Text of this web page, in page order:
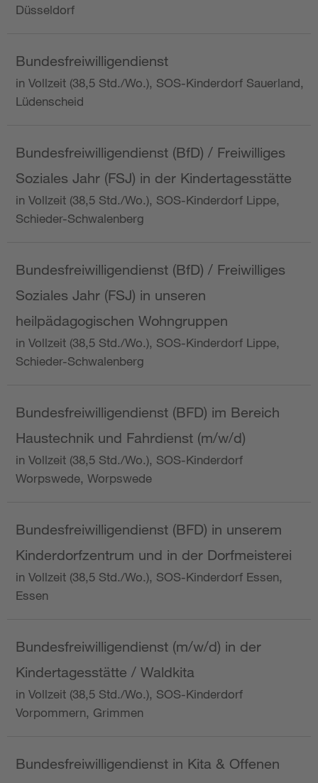
Düsseldorf
Bundesfreiwilligendienst
in Vollzeit (38,5 Std./Wo.), SOS-Kinderdorf Sauerland,
Lüdenscheid
Bundesfreiwilligendienst (BfD) / Freiwilliges
Soziales Jahr (FSJ) in der Kindertagesstätte
in Vollzeit (38,5 Std./Wo.), SOS-Kinderdorf Lippe,
Schieder-Schwalenberg
Bundesfreiwilligendienst (BfD) / Freiwilliges
Soziales Jahr (FSJ) in unseren
heilpädagogischen Wohngruppen
in Vollzeit (38,5 Std./Wo.), SOS-Kinderdorf Lippe,
Schieder-Schwalenberg
Bundesfreiwilligendienst (BFD) im Bereich
Haustechnik und Fahrdienst (m/w/d)
in Vollzeit (38,5 Std./Wo.), SOS-Kinderdorf
Worpswede, Worpswede
Bundesfreiwilligendienst (BFD) in unserem
Kinderdorfzentrum und in der Dorfmeisterei
in Vollzeit (38,5 Std./Wo.), SOS-Kinderdorf Essen,
Essen
Bundesfreiwilligendienst (m/w/d) in der
Kindertagesstätte / Waldkita
in Vollzeit (38,5 Std./Wo.), SOS-Kinderdorf
Vorpommern, Grimmen
Bundesfreiwilligendienst in Kita & Offenen